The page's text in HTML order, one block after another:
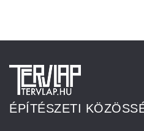
ÉPÍTÉSZETI